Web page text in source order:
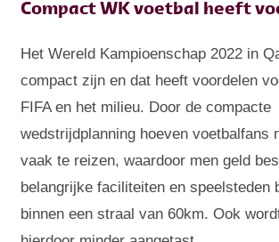
Compact WK voetbal heeft
Het Wereld Kampioenschap 2022 in
compact zijn en dat heeft voordelen
FIFA en het milieu. Door de compacte
wedstrijdplanning hoeven voetbalfans
vaak te reizen, waardoor men geld
belangrijke faciliteiten en speelsteden
binnen een straal van 60km. Ook